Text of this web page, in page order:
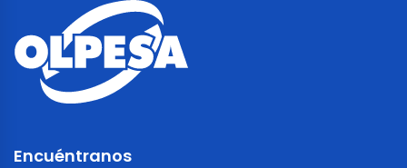
Encuéntranos